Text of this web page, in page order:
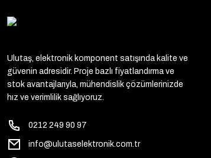
Ulutaş, elektronik komponent satışında kalite ve
güvenin adresidir. Proje bazlı fiyatlandırma ve
stok avantajlarıyla, mühendislik çözümlerinizde
hız ve verimlilik sağlıyoruz.
0212 249 90 97
info@ulutaselektronik.com.tr